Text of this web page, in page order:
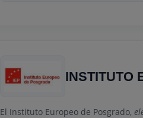
INSTITUTO
El Instituto Europeo de Posgrado,